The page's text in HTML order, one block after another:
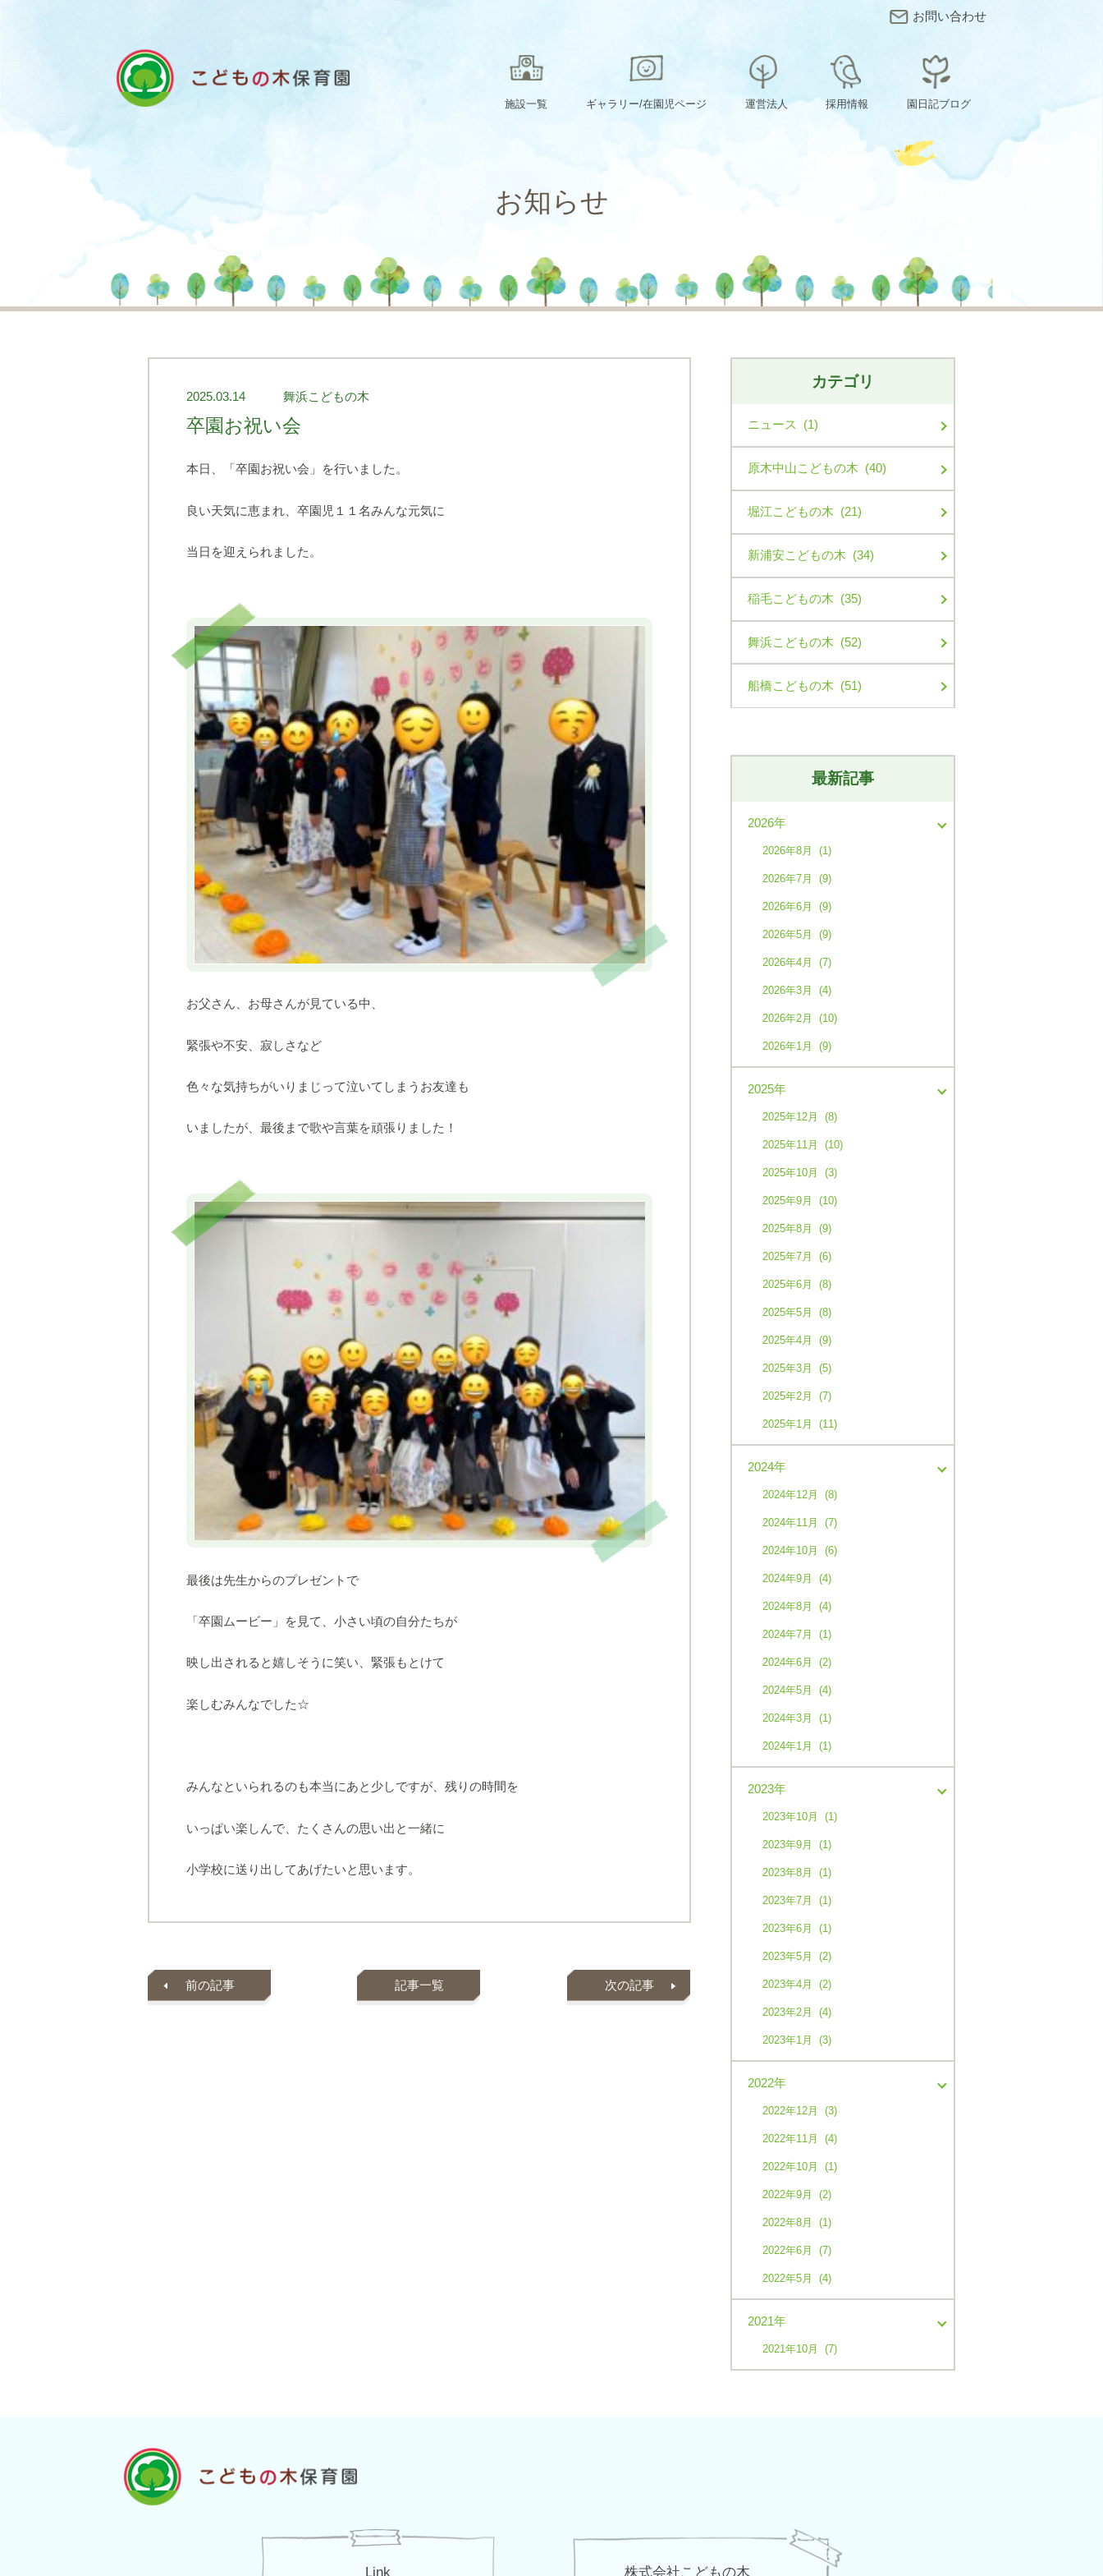
お問い合わせ
施設一覧 ギャラリー/在園児ページ 運営法人 採用情報 園日記ブログ
お知らせ
2025.03.14 舞浜こどもの木
卒園お祝い会
本日、「卒園お祝い会」を行いました。
良い天気に恵まれ、卒園児１１名みんな元気に
当日を迎えられました。
お父さん、お母さんが見ている中、
緊張や不安、寂しさなど
色々な気持ちがいりまじって泣いてしまうお友達も
いましたが、最後まで歌や言葉を頑張りました！
最後は先生からのプレゼントで
「卒園ムービー」を見て、小さい頃の自分たちが
映し出されると嬉しそうに笑い、緊張もとけて
楽しむみんなでした☆
みんなといられるのも本当にあと少しですが、残りの時間を
いっぱい楽しんで、たくさんの思い出と一緒に
小学校に送り出してあげたいと思います。
前の記事 記事一覧 次の記事
カテゴリ
ニュース (1)
原木中山こどもの木 (40)
堀江こどもの木 (21)
新浦安こどもの木 (34)
稲毛こどもの木 (35)
舞浜こどもの木 (52)
船橋こどもの木 (51)
最新記事
2026年
2026年8月 (1)
2026年7月 (9)
2026年6月 (9)
2026年5月 (9)
2026年4月 (7)
2026年3月 (4)
2026年2月 (10)
2026年1月 (9)
2025年
2025年12月 (8)
2025年11月 (10)
2025年10月 (3)
2025年9月 (10)
2025年8月 (9)
2025年7月 (6)
2025年6月 (8)
2025年5月 (8)
2025年4月 (9)
2025年3月 (5)
2025年2月 (7)
2025年1月 (11)
2024年
2024年12月 (8)
2024年11月 (7)
2024年10月 (6)
2024年9月 (4)
2024年8月 (4)
2024年7月 (1)
2024年6月 (2)
2024年5月 (4)
2024年3月 (1)
2024年1月 (1)
2023年
2023年10月 (1)
2023年9月 (1)
2023年8月 (1)
2023年7月 (1)
2023年6月 (1)
2023年5月 (2)
2023年4月 (2)
2023年2月 (4)
2023年1月 (3)
2022年
2022年12月 (3)
2022年11月 (4)
2022年10月 (1)
2022年9月 (2)
2022年8月 (1)
2022年6月 (7)
2022年5月 (4)
2021年
2021年10月 (7)
Link 株式会社こどもの木